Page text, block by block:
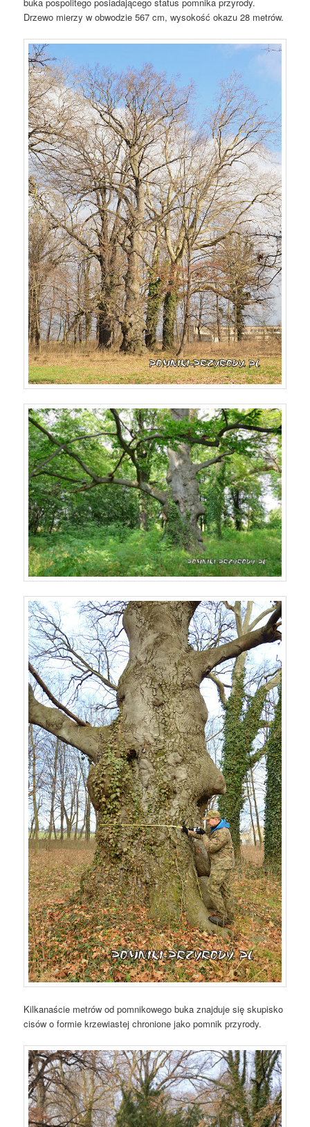
Drzewo mierzy w obwodzie 567 cm, wysokość okazu 28 metrów.
Kilkanaście metrów od pomnikowego buka znajduje się skupisko
cisów o formie krzewiastej chronione jako pomnik przyrody.